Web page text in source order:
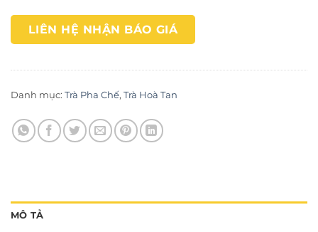
LIÊN HỆ NHẬN BÁO GIÁ
Danh mục: Trà Pha Chế, Trà Hoà Tan
MÔ TẢ